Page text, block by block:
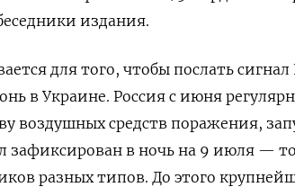
издания.
для того, чтобы послать
в Украине. Россия с июня
воздушных средств поражения,
зафиксирован в ночь на 9 июля —
разных типов. До этого